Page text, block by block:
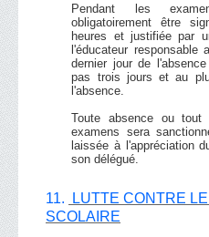
Pendant les
obligatoirement être
heures et justifiée par
l'éducateur
dernier jour de
pas trois jours et au
l'absence.
Toute absence ou
examens sera
laissée à l'appréciation
son délégué.
11.
LUTTE CONTRE
SCOLAIRE